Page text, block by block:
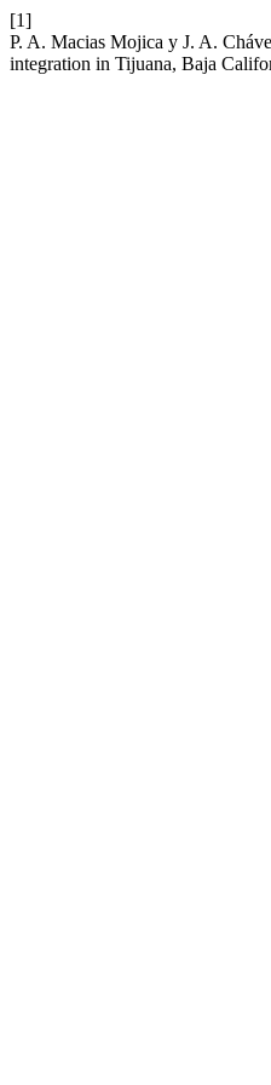
[1]
P. A. Macias Mojica y J. A.
integration in Tijuana, Baja